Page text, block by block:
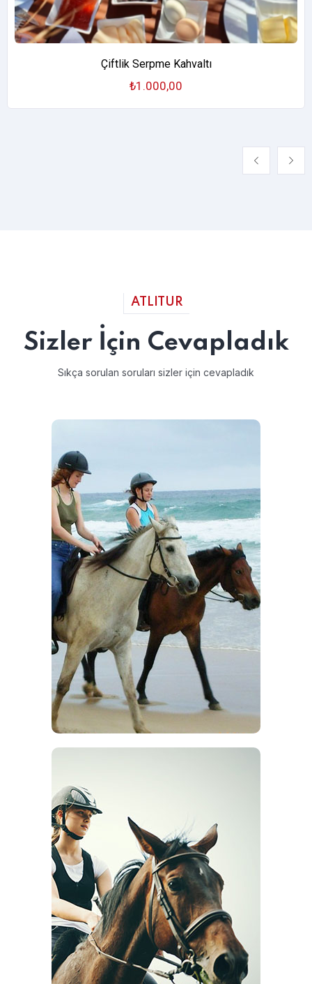
Çiftlik Serpme Kahvaltı
₺1.000,00
ATLITUR
Sizler İçin Cevapladık
Sıkça sorulan soruları sizler için cevapladık